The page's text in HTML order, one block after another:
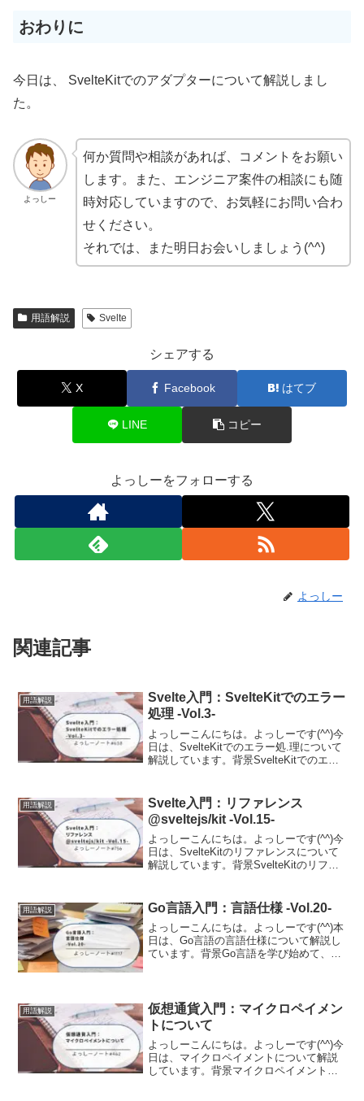
おわりに
今日は、 SvelteKitでのアダプターについて解説しまし
た。
よっしー
何か質問や相談があれば、コメントをお願い
します。また、エンジニア案件の相談にも随
時対応していますので、お気軽にお問い合わ
せください。
それでは、また明日お会いしましょう(^^)
用語解説 Svelte
シェアする
X Facebook はてブ
LINE コピー
よっしーをフォローする
よっしー
関連記事
用語解説
Svelte入門：SvelteKitでのエラー
処理 -Vol.3-
よっしーこんにちは。よっしーです(^^)今
日は、SvelteKitでのエラー処.理について
解説しています。背景SvelteKitでのエラ
に残しました。エラー処理エラーは...
用語解説
Svelte入門：リファレンス
@sveltejs/kit -Vol.15-
よっしーこんにちは。よっしーです(^^)今
日は、SvelteKitのリファレンスについて
解説しています。背景SvelteKitのリファ
に残しました。@sveltejs/...
用語解説 Go言語入門：言語仕様 -Vol.20-
よっしーこんにちは。よっしーです(^^)本
日は、Go言語の言語仕様について解説し
ています。背景Go言語を学び始めて、公
用語解説
仮想通貨入門：マイクロペイメン
トについて
よっしーこんにちは。よっしーです(^^)今
日は、マイクロペイメントについて解説
しています。背景マイクロペイメントに